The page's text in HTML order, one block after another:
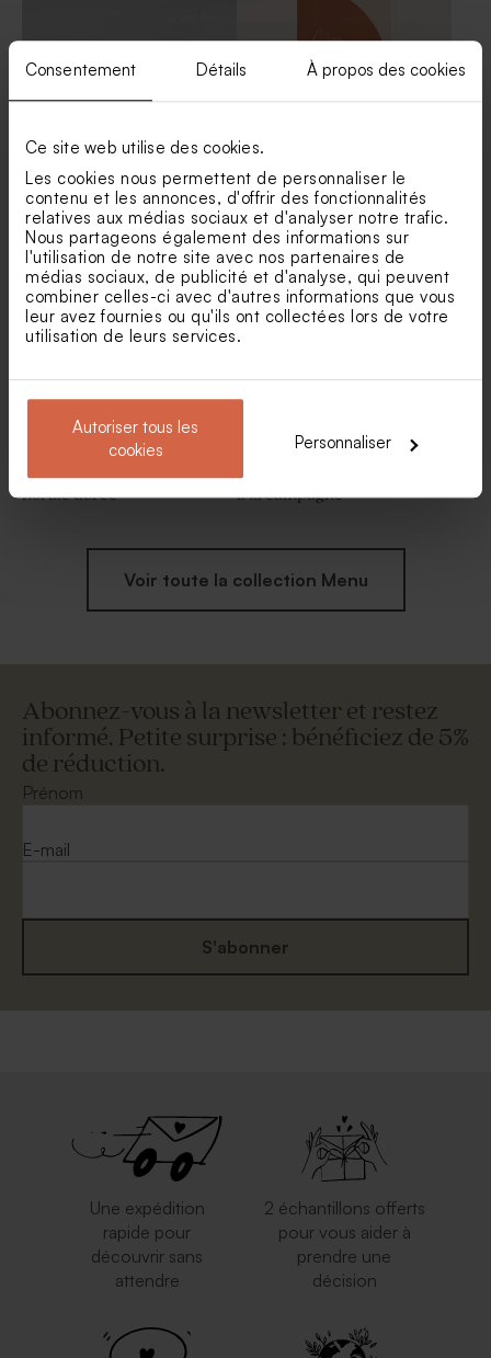
Consentement Détails À propos des cookies
Ce site web utilise des cookies.
Les cookies nous permettent de personnaliser le
contenu et les annonces, d'offrir des fonctionnalités
relatives aux médias sociaux et d'analyser notre trafic.
Nous partageons également des informations sur
l'utilisation de notre site avec nos partenaires de
médias sociaux, de publicité et d'analyse, qui peuvent
combiner celles-ci avec d'autres informations que vous
leur avez fournies ou qu'ils ont collectées lors de votre
utilisation de leurs services.
Autoriser tous les
cookies
Personnaliser
Savon artisanal mariage
senteur Fraîcheur
Pochon tissu mariage 100%
coton - beige
Menu mariage en plexiglas
Carte menu mariage
terracotta graphique
Menu mariage couronne
florale dorée
Menu mariage un week-end
à la campagne
Voir toute la collection Menu
Abonnez-vous à la newsletter et restez
informé. Petite surprise : bénéficiez de 5%
de réduction.
Prénom
E-mail
S'abonner
Une expédition
rapide pour
découvrir sans
attendre
2 échantillons offerts
pour vous aider à
prendre une
décision